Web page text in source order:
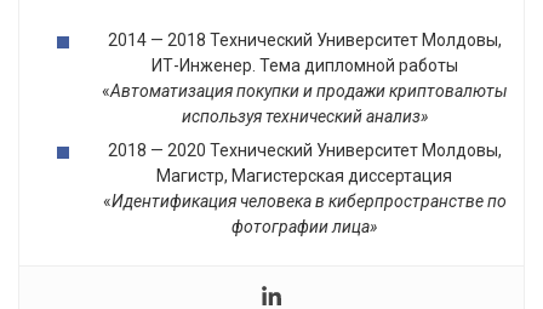
2014 — 2018 Технический Университет Молдовы,
ИТ-Инженер. Тема дипломной работы
«Автоматизация покупки и продажи криптовалюты
используя технический анализ»
2018 — 2020 Технический Университет Молдовы,
Магистр, Магистерская диссертация
«Идентификация человека в киберпространстве по
фотографии лица»